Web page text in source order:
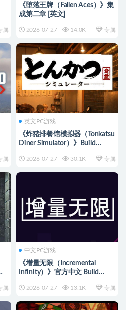
属
《堕落王牌（Fallen Aces）》集
成第二章 [英文]
2026-07-27 14.0K 专属
属
英文PC游戏
《炸猪排餐馆模拟器（Tonkatsu
Diner Simulator）》Build
2026-07-27 30.1K 专属
属
中文PC游戏
《增量无限（Incremental
Infinity）》官方中文 Build
语]2026-07-27 13.1K 专属